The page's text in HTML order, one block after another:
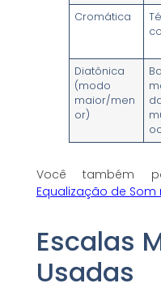
Cromática
Diatônica
(modo
maior/men
or)
Você também
Equalização de Som
Escalas
Usadas